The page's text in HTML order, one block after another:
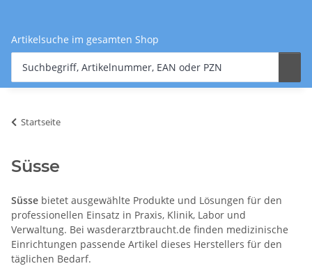
Artikelsuche im gesamten Shop
Startseite
Süsse
Süsse bietet ausgewählte Produkte und Lösungen für den
professionellen Einsatz in Praxis, Klinik, Labor und
Verwaltung. Bei wasderarztbraucht.de finden medizinische
Einrichtungen passende Artikel dieses Herstellers für den
täglichen Bedarf.